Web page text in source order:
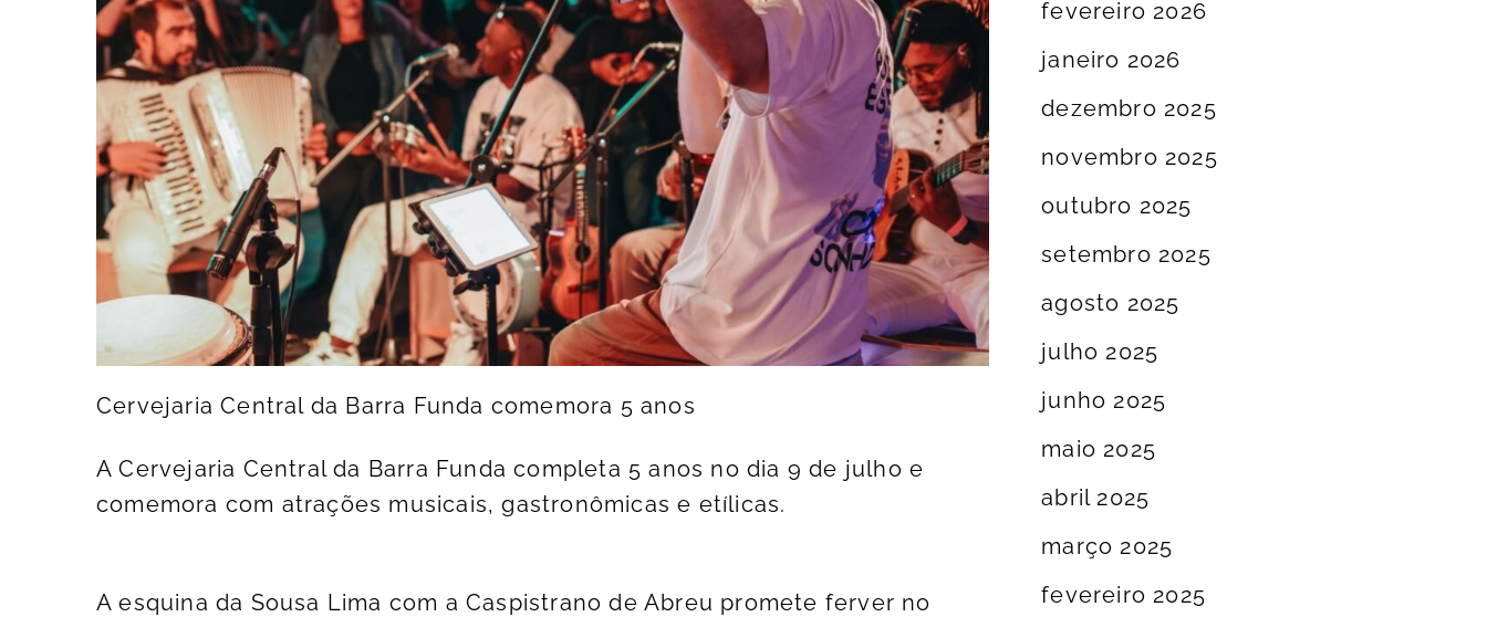
Cervejaria Central da Barra Funda comemora 5 anos
A Cervejaria Central da Barra Funda completa 5 anos no dia 9 de julho e
comemora com atrações musicais, gastronômicas e etílicas.
A esquina da Sousa Lima com a Caspistrano de Abreu promete ferver no
fevereiro 2026
janeiro 2026
dezembro 2025
novembro 2025
outubro 2025
setembro 2025
agosto 2025
julho 2025
junho 2025
maio 2025
abril 2025
março 2025
fevereiro 2025